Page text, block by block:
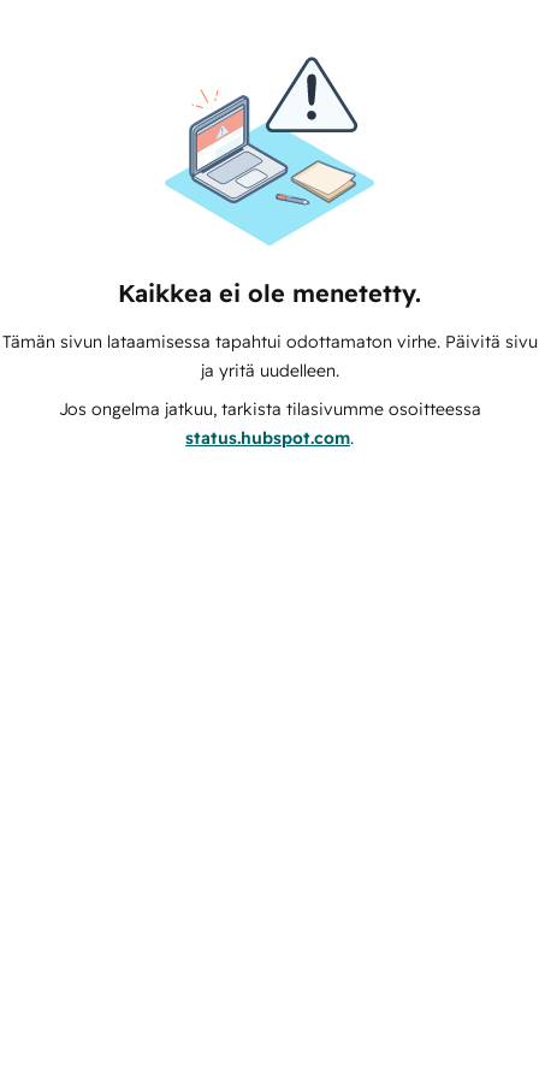
Kaikkea ei ole menetetty.
Tämän sivun lataamisessa tapahtui odottamaton virhe. Päivitä sivu
ja yritä uudelleen.
Jos ongelma jatkuu, tarkista tilasivumme osoitteessa
status.hubspot.com.